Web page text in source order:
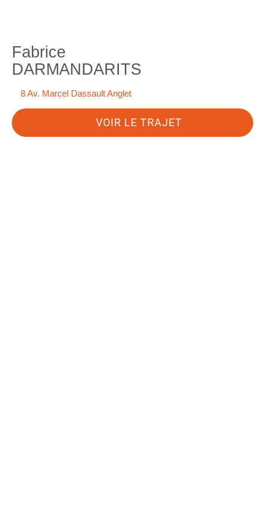
Fabrice
DARMANDARITS
8 Av. Marcel Dassault Anglet
VOIR LE TRAJET